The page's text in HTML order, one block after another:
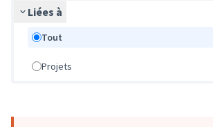
Liées à
Tout
Projets